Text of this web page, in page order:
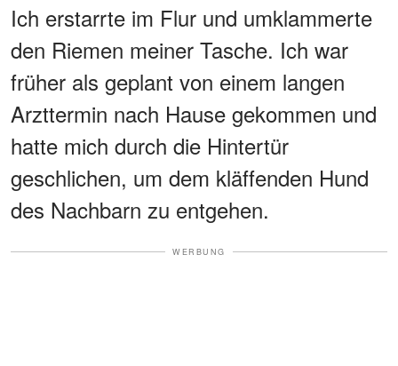
Ich erstarrte im Flur und umklammerte
den Riemen meiner Tasche. Ich war
früher als geplant von einem langen
Arzttermin nach Hause gekommen und
hatte mich durch die Hintertür
geschlichen, um dem kläffenden Hund
des Nachbarn zu entgehen.
WERBUNG